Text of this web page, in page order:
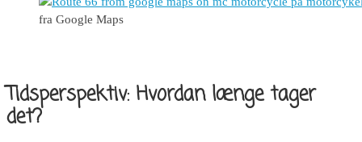
fra Google Maps
Tidsperspektiv: Hvordan længe tager
det?